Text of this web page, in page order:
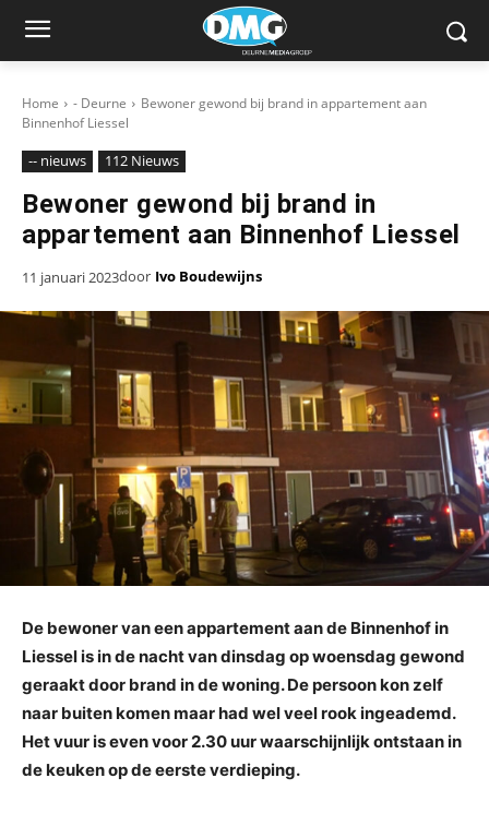
Home - Deurne
Bewoner gewond bij brand in appartement aan
Binnenhof Liessel
-- nieuws 112 Nieuws
Bewoner gewond bij brand in
appartement aan Binnenhof Liessel
11 januari 2023door Ivo Boudewijns
De bewoner van een appartement aan de Binnenhof in
Liessel is in de nacht van dinsdag op woensdag gewond
geraakt door brand in de woning. De persoon kon zelf
naar buiten komen maar had wel veel rook ingeademd.
Het vuur is even voor 2.30 uur waarschijnlijk ontstaan in
de keuken op de eerste verdieping.